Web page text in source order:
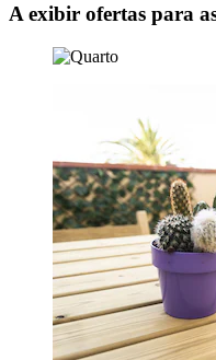
A exibir ofertas para